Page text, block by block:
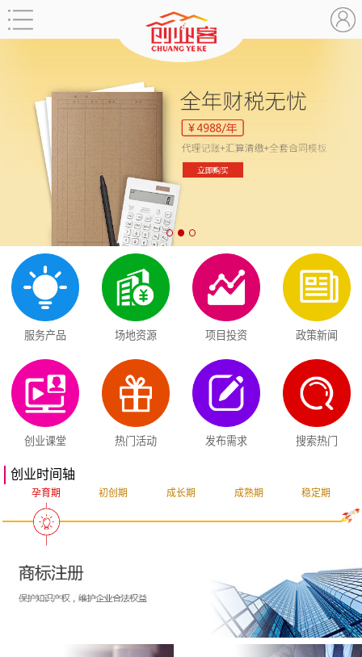
服务产品 场地资源 项目投资 政策新闻
创业课堂 热门活动 发布需求 搜索热门
创业时间轴
孕育期 初创期 成长期 成熟期 稳定期